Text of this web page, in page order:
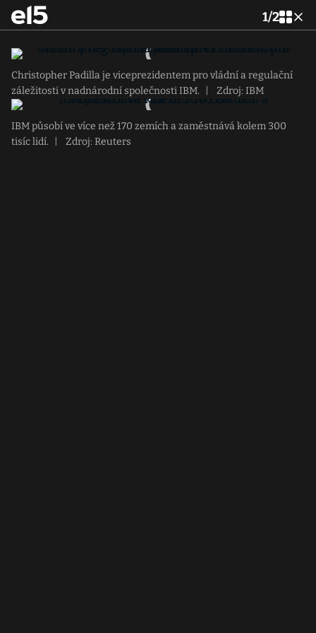
1/2
Christopher Padilla je viceprezidentem pro vládní a regulační
záležitosti v nadnárodní společnosti IBM.
Zdroj: IBM
IBM působí ve více než 170 zemích a zaměstnává kolem 300
tisíc lidí.
Zdroj: Reuters